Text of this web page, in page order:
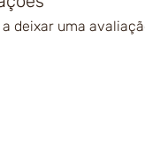
deixar uma